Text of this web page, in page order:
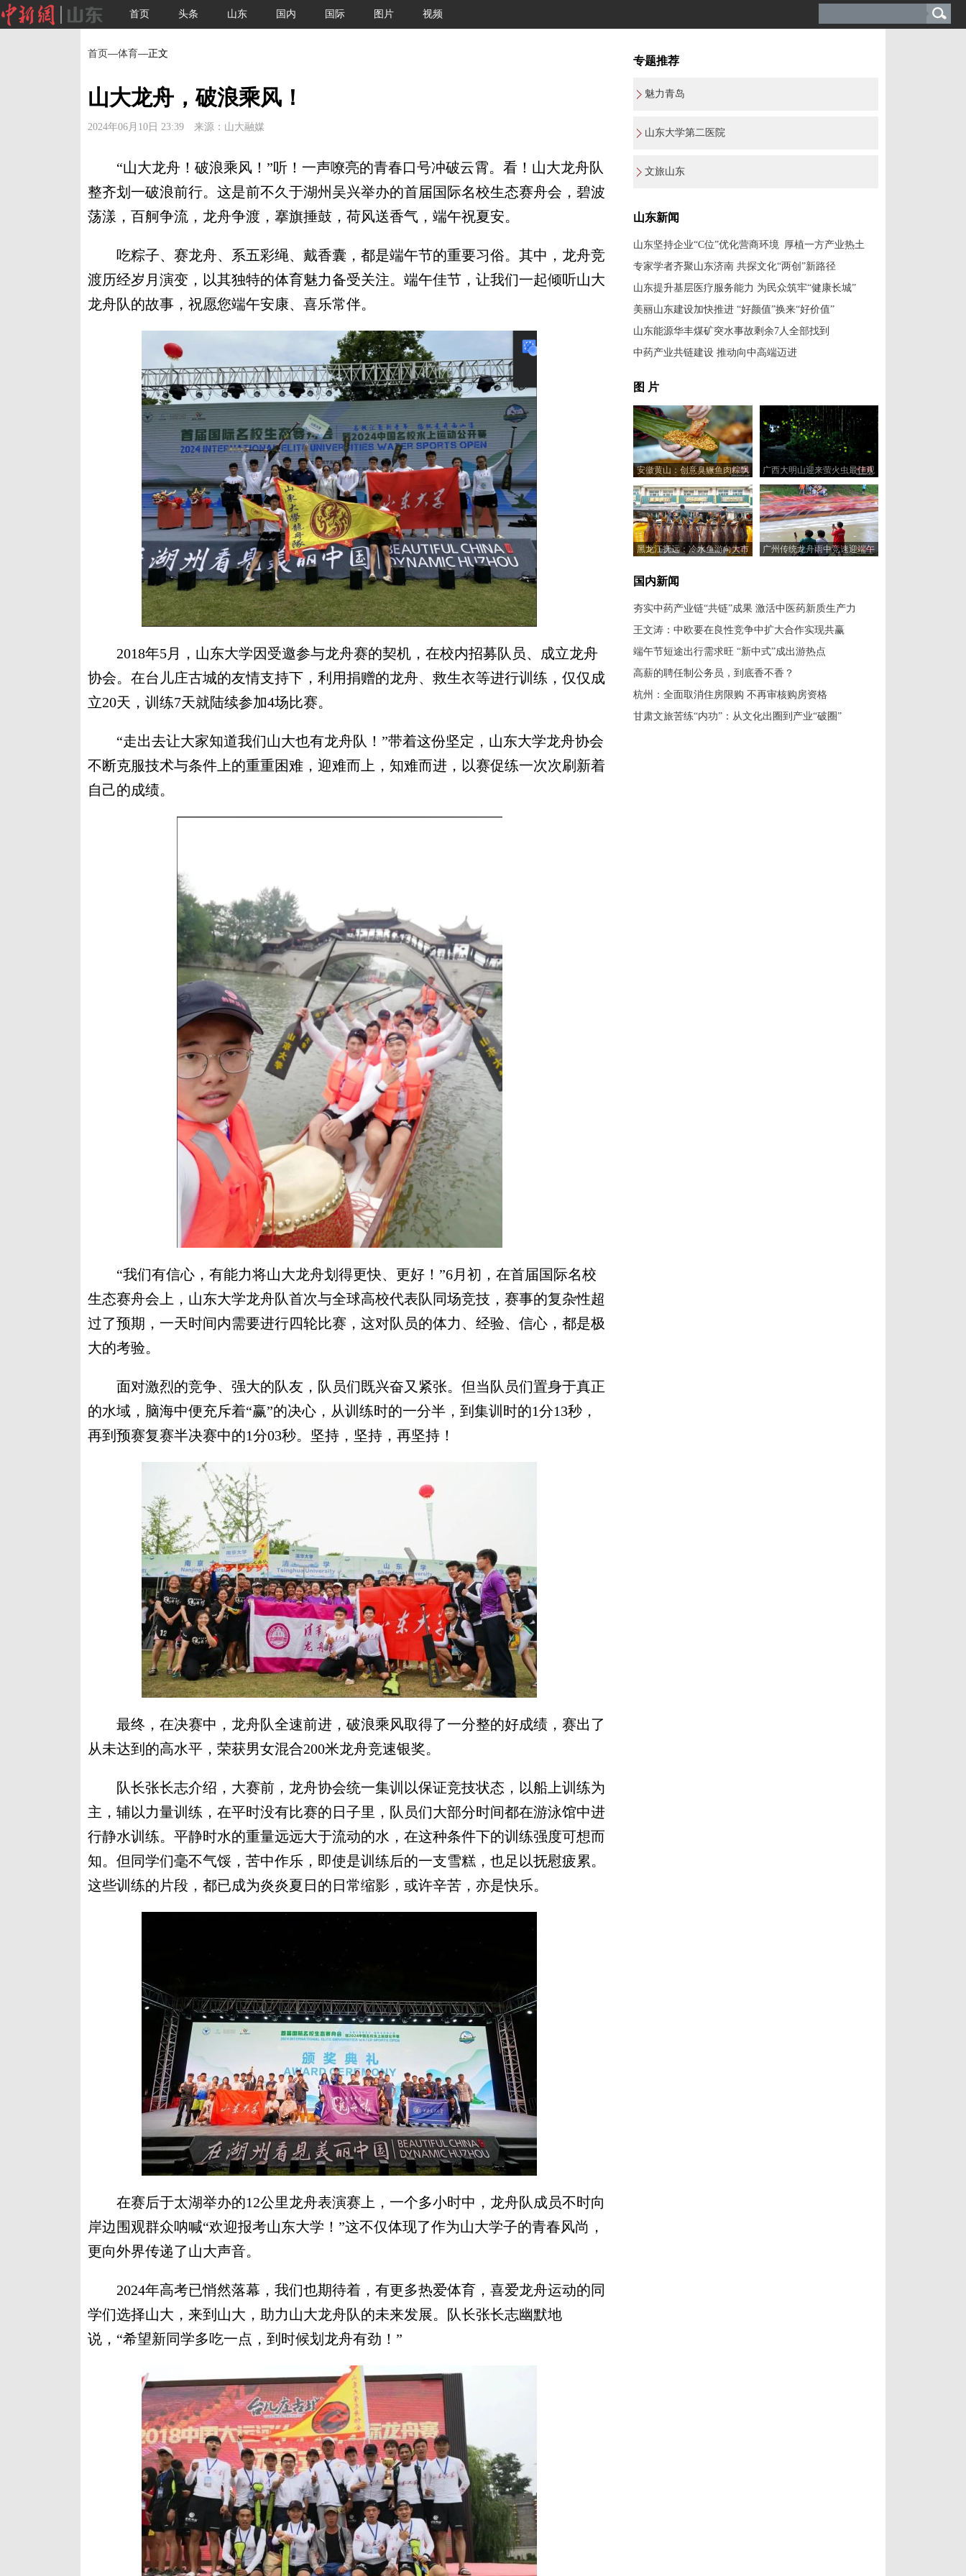
首页 头条 山东 国内 国际 图片 视频
首页—体育—正文
山大龙舟，破浪乘风！
2024年06月10日 23:39 来源：山大融媒
“山大龙舟！破浪乘风！”听！一声嘹亮的青春口号冲破云霄。看！山大龙舟队
整齐划一破浪前行。这是前不久于湖州吴兴举办的首届国际名校生态赛舟会，碧波
荡漾，百舸争流，龙舟争渡，搴旗捶鼓，荷风送香气，端午祝夏安。
吃粽子、赛龙舟、系五彩绳、戴香囊，都是端午节的重要习俗。其中，龙舟竞
渡历经岁月演变，以其独特的体育魅力备受关注。端午佳节，让我们一起倾听山大
龙舟队的故事，祝愿您端午安康、喜乐常伴。
2018年5月，山东大学因受邀参与龙舟赛的契机，在校内招募队员、成立龙舟
协会。在台儿庄古城的友情支持下，利用捐赠的龙舟、救生衣等进行训练，仅仅成
立20天，训练7天就陆续参加4场比赛。
“走出去让大家知道我们山大也有龙舟队！”带着这份坚定，山东大学龙舟协会
不断克服技术与条件上的重重困难，迎难而上，知难而进，以赛促练一次次刷新着
自己的成绩。
“我们有信心，有能力将山大龙舟划得更快、更好！”6月初，在首届国际名校
生态赛舟会上，山东大学龙舟队首次与全球高校代表队同场竞技，赛事的复杂性超
过了预期，一天时间内需要进行四轮比赛，这对队员的体力、经验、信心，都是极
大的考验。
面对激烈的竞争、强大的队友，队员们既兴奋又紧张。但当队员们置身于真正
的水域，脑海中便充斥着“赢”的决心，从训练时的一分半，到集训时的1分13秒，
再到预赛复赛半决赛中的1分03秒。坚持，坚持，再坚持！
最终，在决赛中，龙舟队全速前进，破浪乘风取得了一分整的好成绩，赛出了
从未达到的高水平，荣获男女混合200米龙舟竞速银奖。
队长张长志介绍，大赛前，龙舟协会统一集训以保证竞技状态，以船上训练为
主，辅以力量训练，在平时没有比赛的日子里，队员们大部分时间都在游泳馆中进
行静水训练。平静时水的重量远远大于流动的水，在这种条件下的训练强度可想而
知。但同学们毫不气馁，苦中作乐，即使是训练后的一支雪糕，也足以抚慰疲累。
这些训练的片段，都已成为炎炎夏日的日常缩影，或许辛苦，亦是快乐。
在赛后于太湖举办的12公里龙舟表演赛上，一个多小时中，龙舟队成员不时向
岸边围观群众呐喊“欢迎报考山东大学！”这不仅体现了作为山大学子的青春风尚，
更向外界传递了山大声音。
2024年高考已悄然落幕，我们也期待着，有更多热爱体育，喜爱龙舟运动的同
学们选择山大，来到山大，助力山大龙舟队的未来发展。队长张长志幽默地
说，“希望新同学多吃一点，到时候划龙舟有劲！”
专题推荐
魅力青岛
山东大学第二医院
文旅山东
山东新闻
山东坚持企业“C位”优化营商环境 厚植一方产业热土
专家学者齐聚山东济南 共探文化“两创”新路径
山东提升基层医疗服务能力 为民众筑牢“健康长城”
美丽山东建设加快推进 “好颜值”换来“好价值”
山东能源华丰煤矿突水事故剩余7人全部找到
中药产业共链建设 推动向中高端迈进
图 片
安徽黄山：创意臭鳜鱼肉粽飘
香端午
广西大明山迎来萤火虫最佳观
赏季
黑龙江抚远：冷水鱼游向大市
广州传统龙舟雨中竞速迎端午
国内新闻
夯实中药产业链“共链”成果 激活中医药新质生产力
王文涛：中欧要在良性竞争中扩大合作实现共赢
端午节短途出行需求旺 “新中式”成出游热点
高薪的聘任制公务员，到底香不香？
杭州：全面取消住房限购 不再审核购房资格
甘肃文旅苦练“内功”：从文化出圈到产业“破圈”